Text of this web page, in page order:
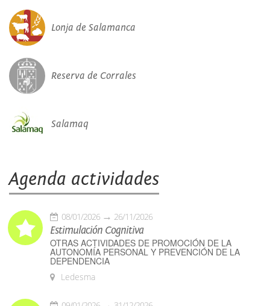
Lonja de Salamanca
Reserva de Corrales
Salamaq
Agenda actividades
08/01/2026 26/11/2026
Estimulación Cognitiva
OTRAS ACTIVIDADES DE PROMOCIÓN DE LA
AUTONOMÍA PERSONAL Y PREVENCIÓN DE LA
DEPENDENCIA
Ledesma